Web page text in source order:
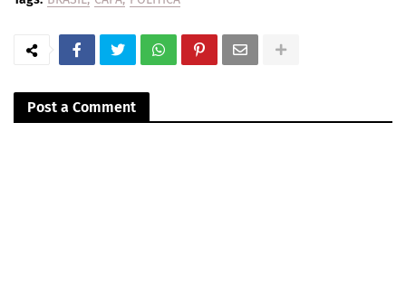
Post a Comment